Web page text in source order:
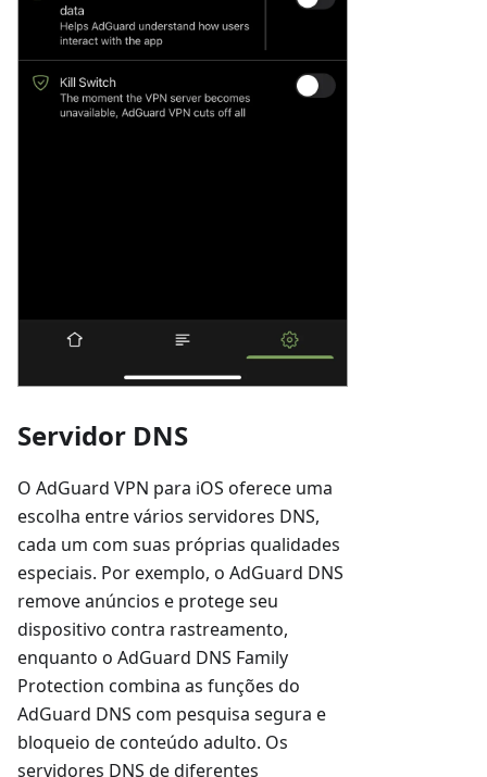
Servidor DNS
O AdGuard VPN para iOS oferece uma
escolha entre vários servidores DNS,
cada um com suas próprias qualidades
especiais. Por exemplo, o AdGuard DNS
remove anúncios e protege seu
dispositivo contra rastreamento,
enquanto o AdGuard DNS Family
Protection combina as funções do
AdGuard DNS com pesquisa segura e
bloqueio de conteúdo adulto. Os
servidores DNS de diferentes